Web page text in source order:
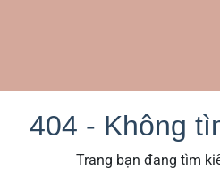
404 - Không
Trang bạn đang tìm